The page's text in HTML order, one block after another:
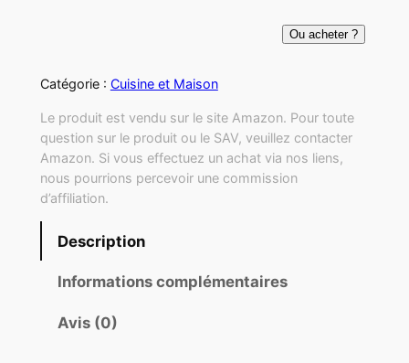
Ou acheter ?
Catégorie : Cuisine et Maison
Le produit est vendu sur le site Amazon. Pour toute
question sur le produit ou le SAV, veuillez contacter
Amazon. Si vous effectuez un achat via nos liens,
nous pourrions percevoir une commission
d’affiliation.
Description
Informations complémentaires
Avis (0)